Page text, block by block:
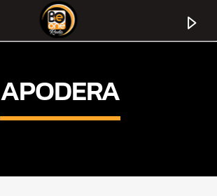
APODERA